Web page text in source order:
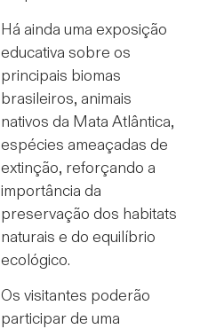
Há ainda uma exposição
educativa sobre os
principais biomas
brasileiros, animais
nativos da Mata Atlântica,
espécies ameaçadas de
extinção, reforçando a
importância da
preservação dos habitats
naturais e do equilíbrio
ecológico.
Os visitantes poderão
participar de uma